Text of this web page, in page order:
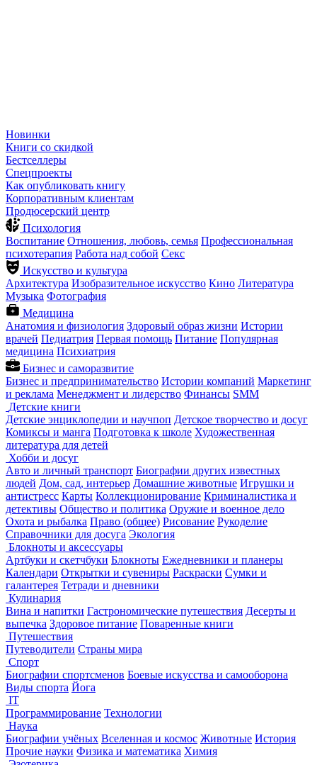
Новинки
Книги со скидкой
Бестселлеры
Спецпроекты
Как опубликовать книгу
Корпоративным клиентам
Продюсерский центр
Психология
Воспитание Отношения, любовь, семья Профессиональная
психотерапия Работа над собой Секс
Искусство и культура
Архитектура Изобразительное искусство Кино Литература
Музыка Фотография
Медицина
Анатомия и физиология Здоровый образ жизни Истории
врачей Педиатрия Первая помощь Питание Популярная
медицина Психиатрия
Бизнес и саморазвитие
Бизнес и предпринимательство Истории компаний Маркетинг
и реклама Менеджмент и лидерство Финансы SMM
Детские книги
Детские энциклопедии и научпоп Детское творчество и досуг
Комиксы и манга Подготовка к школе Художественная
литература для детей
Хобби и досуг
Авто и личный транспорт Биографии других известных
людей Дом, сад, интерьер Домашние животные Игрушки и
антистресс Карты Коллекционирование Криминалистика и
детективы Общество и политика Оружие и военное дело
Охота и рыбалка Право (общее) Рисование Рукоделие
Справочники для досуга Экология
Блокноты и аксессуары
Артбуки и скетчбуки Блокноты Ежедневники и планеры
Календари Открытки и сувениры Раскраски Сумки и
галантерея Тетради и дневники
Кулинария
Вина и напитки Гастрономические путешествия Десерты и
выпечка Здоровое питание Поваренные книги
Путешествия
Путеводители Страны мира
Спорт
Биографии спортсменов Боевые искусства и самооборона
Виды спорта Йога
IT
Программирование Технологии
Наука
Биографии учёных Вселенная и космос Животные История
Прочие науки Физика и математика Химия